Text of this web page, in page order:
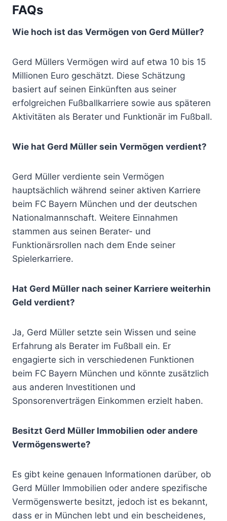
FAQs
Wie hoch ist das Vermögen von Gerd Müller?
Gerd Müllers Vermögen wird auf etwa 10 bis 15
Millionen Euro geschätzt. Diese Schätzung
basiert auf seinen Einkünften aus seiner
erfolgreichen Fußballkarriere sowie aus späteren
Aktivitäten als Berater und Funktionär im Fußball.
Wie hat Gerd Müller sein Vermögen verdient?
Gerd Müller verdiente sein Vermögen
hauptsächlich während seiner aktiven Karriere
beim FC Bayern München und der deutschen
Nationalmannschaft. Weitere Einnahmen
stammen aus seinen Berater- und
Funktionärsrollen nach dem Ende seiner
Spielerkarriere.
Hat Gerd Müller nach seiner Karriere weiterhin
Geld verdient?
Ja, Gerd Müller setzte sein Wissen und seine
Erfahrung als Berater im Fußball ein. Er
engagierte sich in verschiedenen Funktionen
beim FC Bayern München und könnte zusätzlich
aus anderen Investitionen und
Sponsorenverträgen Einkommen erzielt haben.
Besitzt Gerd Müller Immobilien oder andere
Vermögenswerte?
Es gibt keine genauen Informationen darüber, ob
Gerd Müller Immobilien oder andere spezifische
Vermögenswerte besitzt, jedoch ist es bekannt,
dass er in München lebt und ein bescheidenes,